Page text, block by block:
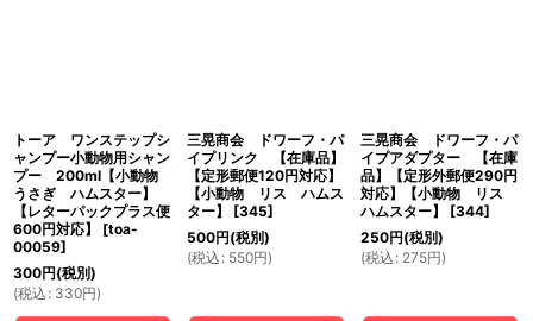
トーア ワンステップシ
ャンプー小動物用シャン
プー 200ml【小動物
うさぎ ハムスター】
【レターパックプラス便
600円対応】
[toa-
00059]
300円(税別)
(税込 : 330円)
三晃商会 ドワーフ・パ
イプリンク 【在庫品】
【定形郵便120円対応】
【小動物 リス ハムス
ター】
[345]
500円(税別)
(税込 : 550円)
三晃商会 ドワーフ・パ
イプアダプター 【在庫
品】【定形外郵便290円
対応】【小動物 リス
ハムスター】
[344]
250円(税別)
(税込 : 275円)